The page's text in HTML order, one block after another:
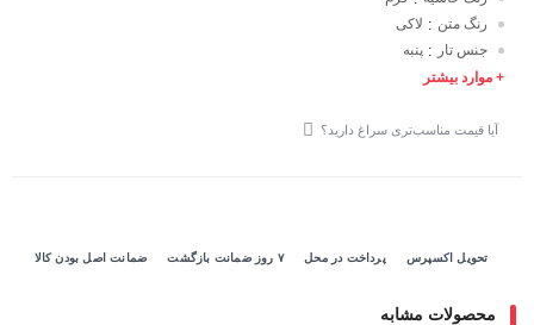
رنگ متن : لاکی
جنس تار : پنبه
+ موارد بیشتر
آیا قیمت مناسب‌تری سراغ دارید؟
تحویل اکسپرس پرداخت در محل ۷ روز ضمانت بازگشت ضمانت اصل بودن کالا
محصولات مشابه